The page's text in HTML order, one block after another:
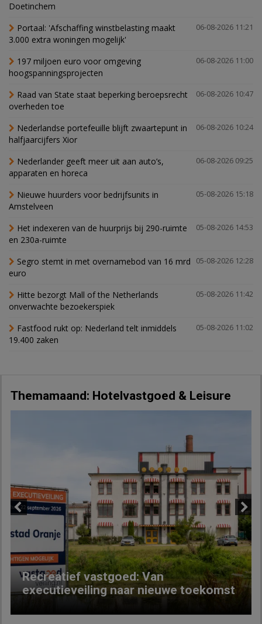
Doetinchem
06-08-2026 11:21
Portaal: 'Afschaffing winstbelasting maakt
3.000 extra woningen mogelijk'
06-08-2026 11:00
197 miljoen euro voor omgeving
hoogspanningsprojecten
06-08-2026 10:47
Raad van State staat beperking beroepsrecht
overheden toe
06-08-2026 10:24
Nederlandse portefeuille blijft zwaartepunt in
halfjaarcijfers Xior
06-08-2026 09:25
Nederlander geeft meer uit aan auto’s,
apparaten en horeca
05-08-2026 15:18
Nieuwe huurders voor bedrijfsunits in
Amstelveen
05-08-2026 14:53
Het indexeren van de huurprijs bij 290-ruimte
en 230a-ruimte
05-08-2026 12:28
Segro stemt in met overnamebod van 16 mrd
euro
05-08-2026 11:42
Hitte bezorgt Mall of the Netherlands
onverwachte bezoekerspiek
05-08-2026 11:02
Fastfood rukt op: Nederland telt inmiddels
19.400 zaken
Themamaand: Hotelvastgoed & Leisure
Recreatief vastgoed: Van
executieveiling naar nieuwe toekomst
Next